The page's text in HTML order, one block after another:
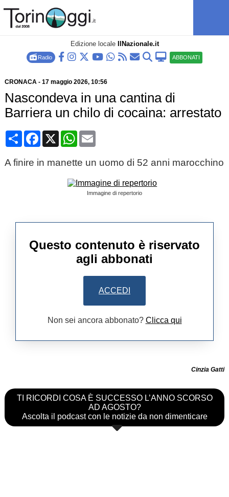
Edizione locale IlNazionale.it
Radio ABBONATI
CRONACA- 17 maggio 2026, 10:56
Nascondeva in una cantina di
Barriera un chilo di cocaina: arrestato
CondividiFacebook
X WhatsApp
Email
A finire in manette un uomo di 52 anni marocchino
Immagine di repertorio
Questo contenuto è riservato
agli abbonati
ACCEDI
Non sei ancora abbonato? Clicca qui
Cinzia Gatti
TI RICORDI COSA È SUCCESSO L’ANNO SCORSO
AD AGOSTO?
Ascolta il podcast con le notizie da non dimenticare